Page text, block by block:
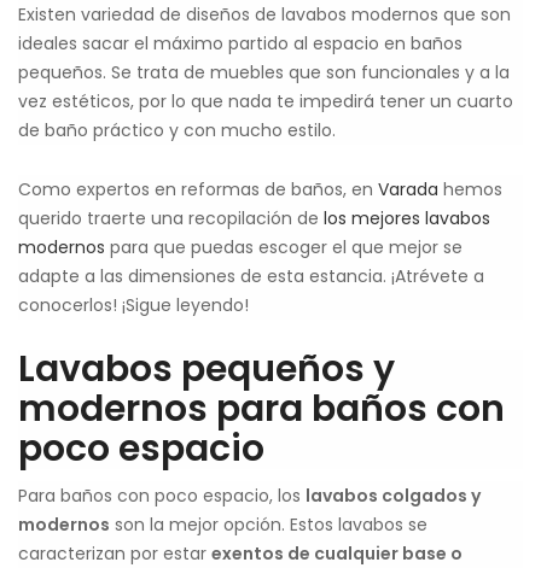
Existen variedad de diseños de lavabos modernos que son
ideales sacar el máximo partido al espacio en baños
pequeños. Se trata de muebles que son funcionales y a la
vez estéticos, por lo que nada te impedirá tener un cuarto
de baño práctico y con mucho estilo.
Como expertos en reformas de baños, en Varada hemos
querido traerte una recopilación de los mejores lavabos
modernos para que puedas escoger el que mejor se
adapte a las dimensiones de esta estancia. ¡Atrévete a
conocerlos! ¡Sigue leyendo!
Lavabos pequeños y
modernos para baños con
poco espacio
Para baños con poco espacio, los lavabos colgados y
modernos son la mejor opción. Estos lavabos se
caracterizan por estar exentos de cualquier base o